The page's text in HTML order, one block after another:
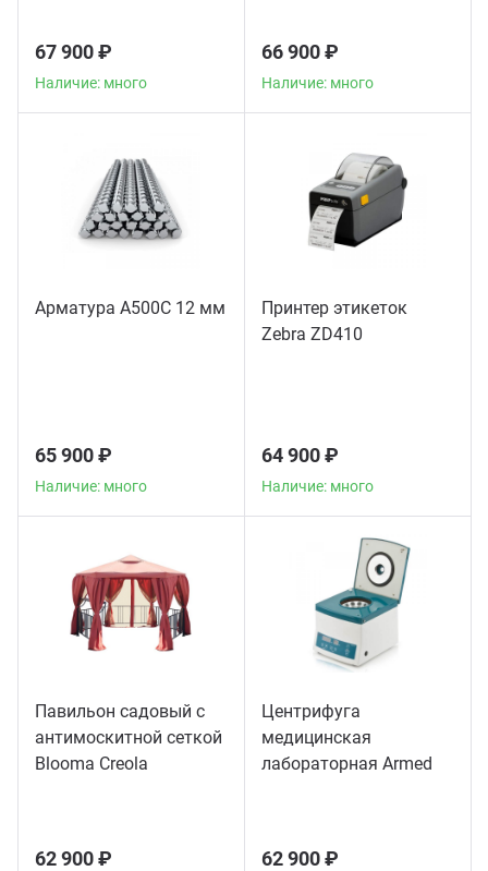
67 900 ₽
Наличие: много
66 900 ₽
Наличие: много
Арматура А500С 12 мм
65 900 ₽
Наличие: много
Принтер этикеток
Zebra ZD410
64 900 ₽
Наличие: много
Павильон садовый с
антимоскитной сеткой
Blooma Creola
62 900 ₽
Центрифуга
медицинская
лабораторная Armed
62 900 ₽